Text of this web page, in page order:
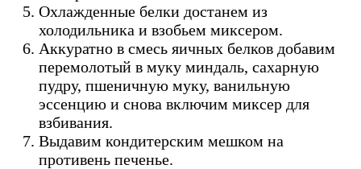
Охлажденные белки достанем из
холодильника и взобьем миксером.
Аккуратно в смесь яичных белков добавим
перемолотый в муку миндаль, сахарную
пудру, пшеничную муку, ванильную
эссенцию и снова включим миксер для
взбивания.
Выдавим кондитерским мешком на
противень печенье.